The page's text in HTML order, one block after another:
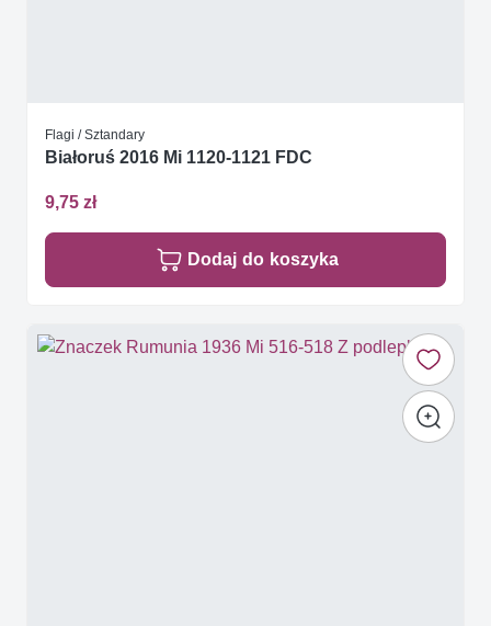
Flagi / Sztandary
Białoruś 2016 Mi 1120-1121 FDC
9,75 zł
Dodaj do koszyka